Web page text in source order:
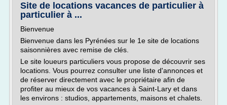
Site de locations vacances de particulier à
particulier à ...
Bienvenue
Bienvenue dans les Pyrénées sur le 1e site de locations
saisonnières avec remise de clés.
Le site loueurs particuliers vous propose de découvrir ses
locations. Vous pourrez consulter une liste d'annonces et
de réserver directement avec le propriétaire afin de
profiter au mieux de vos vacances à Saint-Lary et dans
les environs : studios, appartements, maisons et chalets.